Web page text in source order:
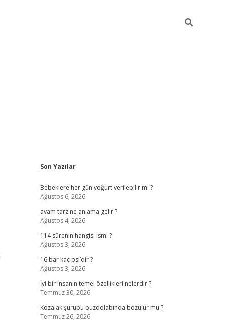
Sidebar
Son Yazılar
Bebeklere her gün yoğurt verilebilir mi ?
Ağustos 6, 2026
avam tarz ne anlama gelir ?
Ağustos 4, 2026
114 sûrenin hangisi ismi ?
Ağustos 3, 2026
16 bar kaç psi’dir ?
Ağustos 3, 2026
İyi bir insanın temel özellikleri nelerdir ?
Temmuz 30, 2026
Kozalak şurubu buzdolabında bozulur mu ?
Temmuz 26, 2026